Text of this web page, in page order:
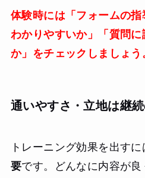
体験時には「フォームの
わかりやすいか」「質問
か」をチェックしましょう
通いやすさ・立地は継
トレーニング効果を出すに
要です。どんなに内容が